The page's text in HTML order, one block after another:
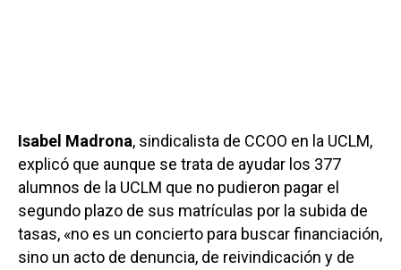
Isabel Madrona, sindicalista de CCOO en la UCLM,
explicó que aunque se trata de ayudar los 377
alumnos de la UCLM que no pudieron pagar el
segundo plazo de sus matrículas por la subida de
tasas, «no es un concierto para buscar financiación,
sino un acto de denuncia, de reivindicación y de